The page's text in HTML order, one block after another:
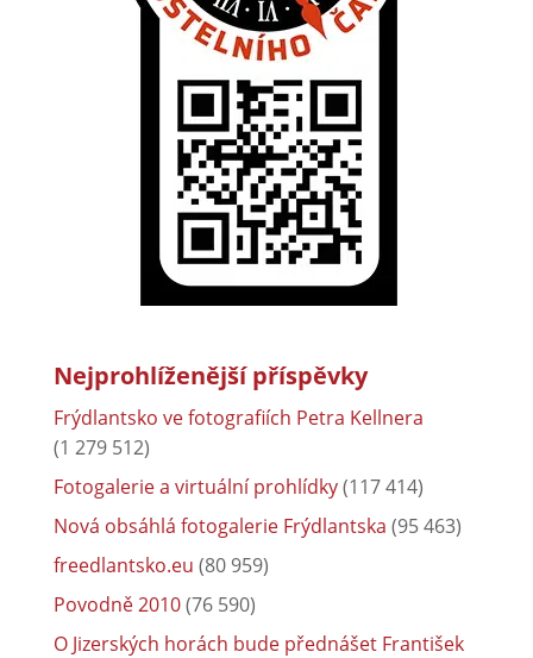
Nejprohlíženější příspěvky
Frýdlantsko ve fotografiích Petra Kellnera
(1 279 512)
Fotogalerie a virtuální prohlídky(117 414)
Nová obsáhlá fotogalerie Frýdlantska (95 463)
freedlantsko.eu (80 959)
Povodně 2010(76 590)
O Jizerských horách bude přednášet František